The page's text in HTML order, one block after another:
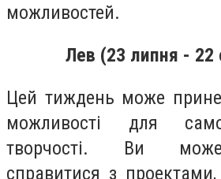
можливостей.
Лев (23 липня - 22
Цей тиждень може
можливості для
творчості. Ви
справитися з